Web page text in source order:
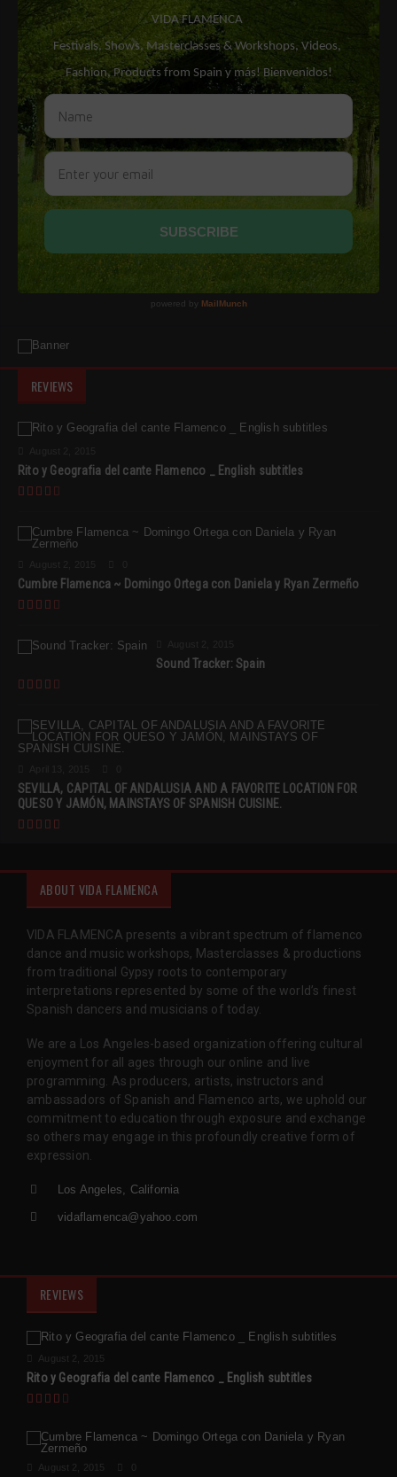
REVIEWS
Rito y Geografia del cante Flamenco _ English subtitles
Cumbre Flamenca ~ Domingo Ortega con Daniela y Ryan Zermeño
Sound Tracker: Spain
SEVILLA, CAPITAL OF ANDALUSIA AND A FAVORITE LOCATION FOR
QUESO Y JAMÓN, MAINSTAYS OF SPANISH CUISINE.
ABOUT VIDA FLAMENCA
VIDA FLAMENCA presents a vibrant spectrum of flamenco
dance and music workshops, Masterclasses & productions
from traditional Gypsy roots to contemporary
interpretations represented by some of the world’s finest
Spanish dancers and musicians of today.
We are a Los Angeles-based organization offering cultural
enjoyment for all ages through our online and live
programming. As producers, artists, instructors and
ambassadors of Spanish and Flamenco arts, we uphold our
commitment to education through exposure and exchange
so others may engage in this profoundly creative form of
expression.
Los Angeles, California
vidaflamenca@yahoo.com
REVIEWS
August 2, 2015
Rito y Geografia del cante Flamenco _ English subtitles
August 2, 2015